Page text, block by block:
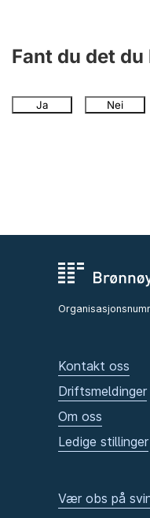
Fant du det
Ja Nei
Kontakt oss
Driftsmeldinger
Om oss
Ledige stillinger
Vær obs på